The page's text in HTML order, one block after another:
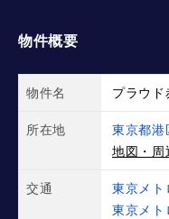
物件概要
物件名 プラウド
所在地 東京都港
地図・周
交通 東京メト
東京メト